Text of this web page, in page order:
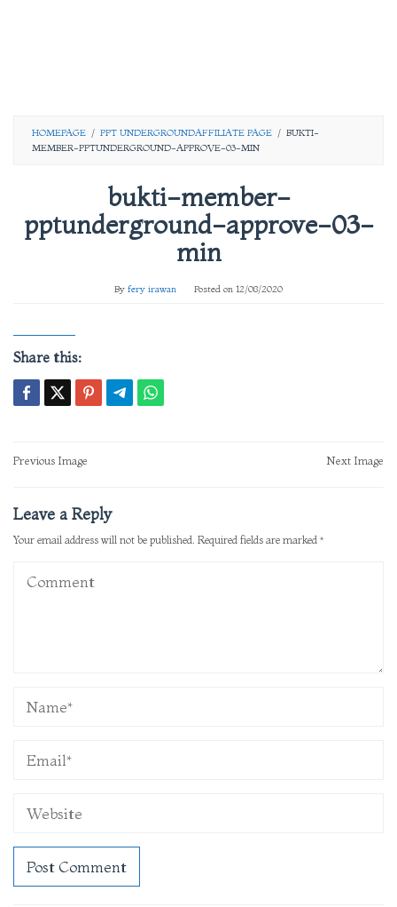
HOMEPAGE / PPT UNDERGROUNDAFFILIATE PAGE / BUKTI-
MEMBER-PPTUNDERGROUND-APPROVE-03-MIN
bukti-member-
pptunderground-approve-03-
min
By fery irawan Posted on 12/08/2020
Share this:
Post
Previous Image Next Image
Leave a Reply
Your email address will not be published. Required fields are marked *